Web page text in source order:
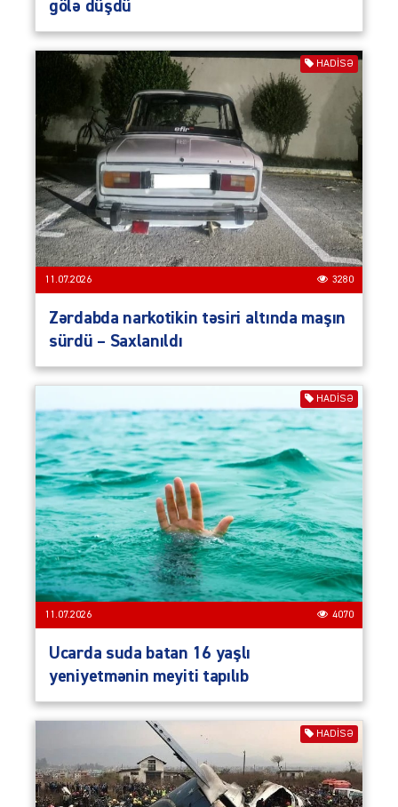
gölə düşdü
HADISƏ
11.07.2026 3280
Zərdabda narkotikin təsiri altında maşın
sürdü – Saxlanıldı
HADISƏ
11.07.2026 4070
Ucarda suda batan 16 yaşlı
yeniyetmənin meyiti tapılıb
HADISƏ